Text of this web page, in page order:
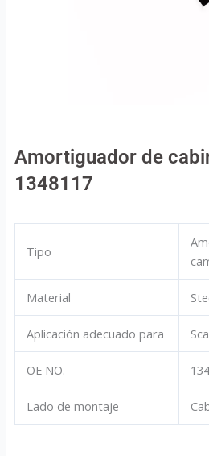
Amortiguador de
1348117
Tipo
Material
Aplicación adecuado para
OE NO.
Lado de montaje